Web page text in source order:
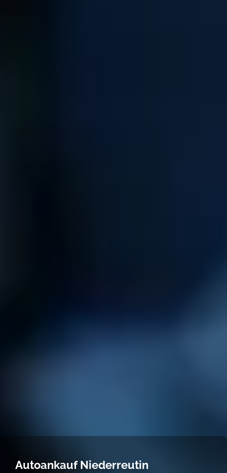
Autoankauf Niederreutin